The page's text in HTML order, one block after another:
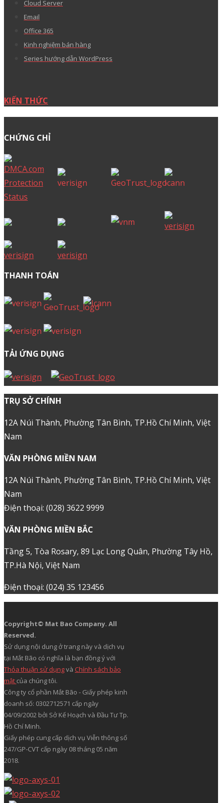
Cloud Server
Email
Office 365
Kinh nghiệm bán hàng
Series hướng dẫn WordPress
KIẾN THỨC
CHỨNG CHỈ
THANH TOÁN
TẢI ỨNG DỤNG
TRỤ SỞ CHÍNH
12A Núi Thành, Phường Tân Bình, TP.Hồ Chí Minh, Việt
Nam
VĂN PHÒNG MIỀN NAM
12A Núi Thành, Phường Tân Bình, TP.Hồ Chí Minh, Việt
Nam
Điện thoại: (028) 3622 9999
VĂN PHÒNG MIỀN BẮC
Tầng 5, Tòa Rosary, 89 Lạc Long Quân, Phường Tây Hồ,
TP.Hà Nội, Việt Nam
Điện thoại: (024) 35 123456
Copyright© Mat Bao Company. All
Reserved.
Sử dụng nội dung ở trang này và dịch vụ
tại Mắt Bão có nghĩa là bạn đồng ý với
Thỏa thuận sử dụngvà Chính sách bảo
mật của chúng tôi.
Công ty cổ phần Mắt Bão - Giấy phép kinh
doanh số: 0302712571 cấp ngày
04/09/2002 bởi Sở Kế Hoạch và Đầu Tư Tp.
Hồ Chí Minh.
Giấy phép cung cấp dịch vụ Viễn thông số
247/GP-CVT cấp ngày 08 tháng 05 năm
2018.